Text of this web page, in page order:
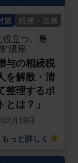
策 税務・法務
役立つ、最
”講座
与の相続税
を解散・清
整理するポ
とは？」
月19日
もっと詳しく